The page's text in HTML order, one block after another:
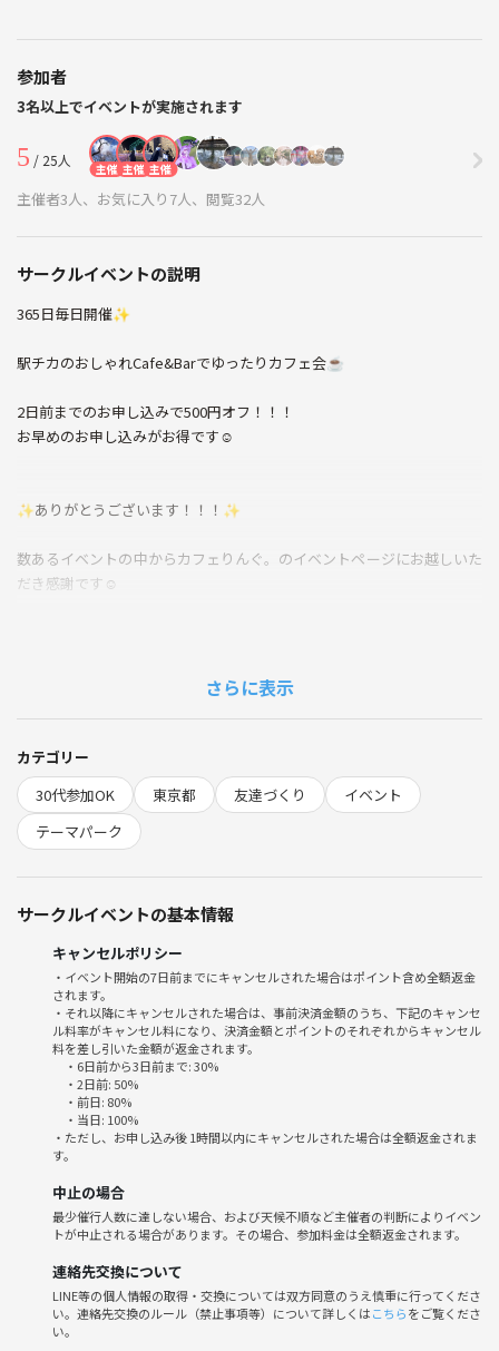
参加者
3名以上でイベントが実施されます
5 / 25人 主催 主催 主催
主催者3人、お気に入り7人、閲覧32人
サークルイベントの説明
365日毎日開催✨
駅チカのおしゃれCafe&Barでゆったりカフェ会☕️
2日前までのお申し込みで500円オフ！！！
お早めのお申し込みがお得です☺️
✨ありがとうございます！！！✨
数あるイベントの中からカフェりんぐ。のイベントページにお越しいた
だき感謝です☺️
空いた時間で気軽に出会いを楽しめる交流会。
異業種交流会のように硬い感じではなく、カフェでお茶する感覚で気軽
に新しい出会いを楽しむ！
それがカフェ会☕️
ミス日本、アイドル、メジャーバンドのボーカル、三ツ星レストランの
メインシェフ、プロ雀士、世界一周経験者、youtuber、etc…
普通のサラリーマンから経営者、フリーランス、ニートまで。笑
本当にいろんな出会いがあります！
普段の生活じゃ絶対出会わないような人ともうっかり出会えちゃう！
・友達が欲しい！
・新しい趣味を見つけたい！
・面白いネタが欲しい！
・一緒に仕事できる仲間を探したい！
・時間が空いたから暇つぶしに！
ほとんどの方が初めまして、お一人様でのご参加です！
カフェりんぐ。では主催者も参加者として一緒に会話に参加します！
初めましての方でも楽しめるように盛り上げちゃいますよ✨
お気軽にご参加くださいませ☺️
さらに表示
カテゴリー
30代参加OK
東京都 友達づくり
イベント
テーマパーク
サークルイベントの基本情報
キャンセルポリシー
・イベント開始の7日前までにキャンセルされた場合はポイント含め全額返金
されます。
・それ以降にキャンセルされた場合は、事前決済金額のうち、下記のキャンセ
ル料率がキャンセル料になり、決済金額とポイントのそれぞれからキャンセル
料を差し引いた金額が返金されます。
・6日前から3日前まで: 30%
・2日前: 50%
・前日: 80%
・当日: 100%
・ただし、お申し込み後 1時間以内にキャンセルされた場合は全額返金されま
す。
中止の場合
最少催行人数に達しない場合、および天候不順など主催者の判断によりイベン
トが中止される場合があります。その場合、参加料金は全額返金されます。
連絡先交換について
LINE等の個人情報の取得・交換については双方同意のうえ慎重に行ってくださ
い。連絡先交換のルール（禁止事項等）について詳しくはこちらをご覧くださ
い。